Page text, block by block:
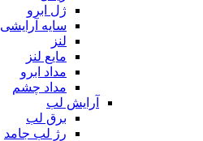
ژل ابرو
سایه آرایشی
لنز
مایع لنز
مداد ابرو
مداد چشم
آرایش لب
برق لب
رژ لب جامد